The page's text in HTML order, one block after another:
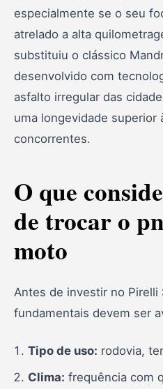
3. Desempenho no uso
4. Aderência e
5. Conforto e
6. Durabilidade
7. Compatibilidade
9. 5 melhores marcas de
10. Super City x City
11. Quem fabrica o pneu
13. Conclusão
especialmente se o seu
atrelado a alta
substituiu o clássico
desenvolvido com
asfalto irregular das
uma longevidade superior
concorrentes.
O que
de trocar o
moto
Antes de investir no Pirelli
fundamentais devem ser
Tipo de uso: rodovia,
Clima: frequência com